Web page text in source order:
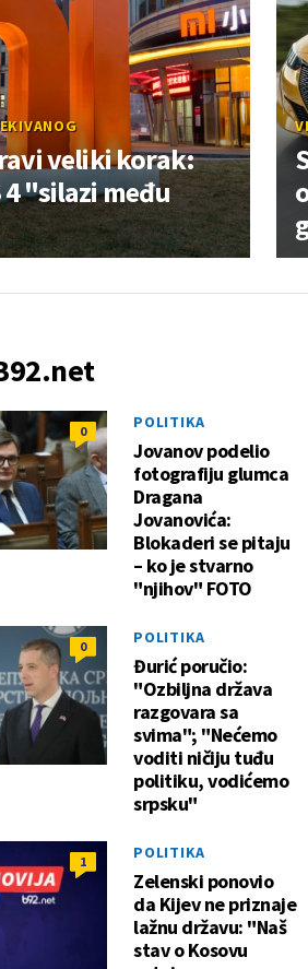
veliki korak:
4 "silazi među
0 POLITIKA
Jovanov podelio
fotografiju glumca
Dragana
Jovanovića:
Blokaderi se pitaju
– ko je stvarno
"njihov" FOTO
0 POLITIKA
Đurić poručio:
"Ozbiljna država
razgovara sa
svima"; "Nećemo
voditi ničiju tuđu
politiku, vodićemo
srpsku"
1 POLITIKA
Zelenski ponovio
da Kijev ne priznaje
lažnu državu: "Naš
stav o Kosovu